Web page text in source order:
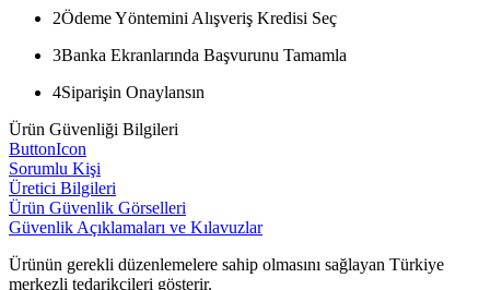
2Ödeme Yöntemini Alışveriş Kredisi Seç
3Banka Ekranlarında Başvurunu Tamamla
4Siparişin Onaylansın
Ürün Güvenliği Bilgileri
ButtonIcon
Sorumlu Kişi
Üretici Bilgileri
Ürün Güvenlik Görselleri
Güvenlik Açıklamaları ve Kılavuzlar
Ürünün gerekli düzenlemelere sahip olmasını sağlayan Türkiye
merkezli tedarikçileri gösterir.